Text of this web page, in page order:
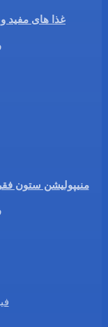
غذا های مفید
منیپولیشن ستون